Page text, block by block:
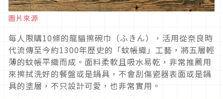
圖片來源
每人限購10條的龍貓擦碗巾（ふきん），活用從奈良時
代流傳至今約1300年歷史的「蚊帳織」工藝，將五層輕
薄的蚊帳平織而成。面料柔軟且吸水易乾，非常推薦用
來擦拭洗好的餐盤或是鍋具，不會刮傷瓷器表面或是鍋
具的塗層，不只設計可愛，也非常實用。